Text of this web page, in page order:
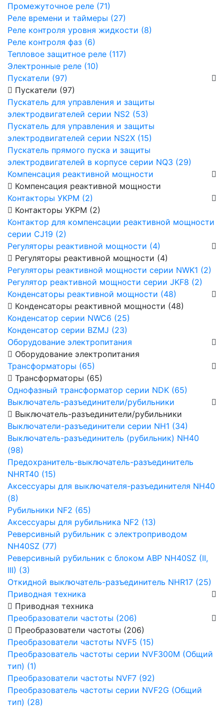
Промежуточное реле (71)
Реле времени и таймеры (27)
Реле контроля уровня жидкости (8)
Реле контроля фаз (6)
Тепловое защитное реле (117)
Электронные реле (10)
Пускатели (97)
Пускатели (97)
Пускатель для управления и защиты
электродвигателей серии NS2 (53)
Пускатель для управления и защиты
электродвигателей серии NS2X (15)
Пускатель прямого пуска и защиты
электродвигателей в корпусе серии NQ3 (29)
Компенсация реактивной мощности
Компенсация реактивной мощности
Контакторы УКРМ (2)
Контакторы УКРМ (2)
Контактор для компенсации реактивной мощности
серии CJ19 (2)
Регуляторы реактивной мощности (4)
Регуляторы реактивной мощности (4)
Регуляторы реактивной мощности серии NWK1 (2)
Регулятор реактивной мощности серии JKF8 (2)
Конденсаторы реактивной мощности (48)
Конденсаторы реактивной мощности (48)
Конденсатор серии NWC6 (25)
Конденсатор серии BZMJ (23)
Оборудование электропитания
Оборудование электропитания
Трансформаторы (65)
Трансформаторы (65)
Однофазный трансформатор серии NDK (65)
Выключатель-разъединители/рубильники
Выключатель-разъединители/рубильники
Выключатели-разъединители серии NH1 (34)
Выключатель-разъединитель (рубильник) NH40
(98)
Предохранитель-выключатель-разъединитель
NHRT40 (15)
Аксессуары для выключателя-разъединителя NH40
(8)
Рубильники NF2 (65)
Аксессуары для рубильника NF2 (13)
Реверсивный рубильник с электроприводом
NH40SZ (77)
Реверсивный рубильник с блоком АВР NH40SZ (II,
III) (3)
Откидной выключатель-разъединитель NHR17 (25)
Приводная техника
Приводная техника
Преобразователи частоты (206)
Преобразователи частоты (206)
Преобразователи частоты NVF5 (15)
Преобразователь частоты серии NVF300M (Общий
тип) (1)
Преобразователи частоты NVF7 (92)
Преобразователь частоты серии NVF2G (Общий
тип) (28)